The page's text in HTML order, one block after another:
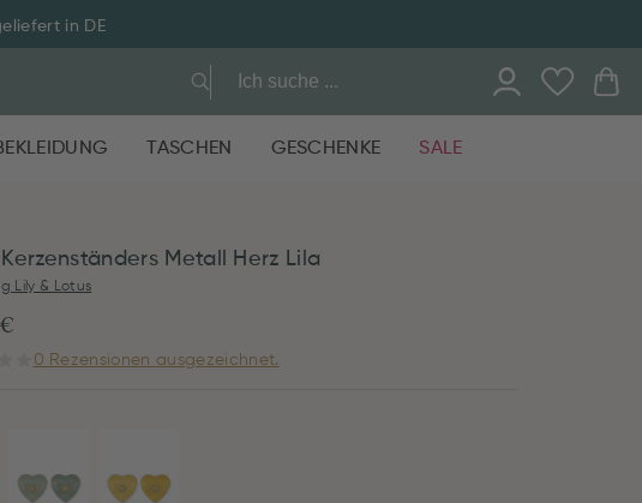
in DE
TASCHEN GESCHENKE SALE
Metall Herz Lila
Lily & Lotus
0 Rezensionen ausgezeichnet.